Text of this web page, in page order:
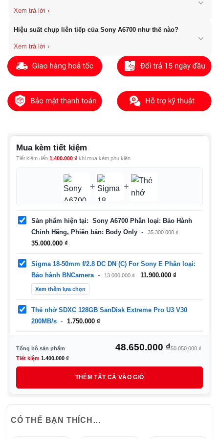
Nhờ đó, hình ảnh luôn ổn định hơn ngay cả trong điều kiện thiếu
hình lật cảm ứng và khả năng lấy nét nhanh, chính xác. Ngoài ra,
chất lượng video cao cùng các profile màu chuyên nghiệp giúp tạo
ra nội dung chất lượng mà không cần quá nhiều thiết bị hỗ trợ.
Hiệu suất chụp liên tiếp của Sony A6700 như thế nào?
Máy hỗ trợ chụp liên tiếp tốc độ cao, giúp bắt trọn các khoảnh
khắc hành động nhanh. Khi kết hợp với hệ thống AF/AE thông
tục.
Mua kèm tiết kiệm
Tiết kiệm đến 1.400.000 ₫ khi mua kèm phụ kiện
+ +
Sản phẩm hiện tại
Sony A6700 Phân loại: Bảo Hành
Chính Hãng, Phiên bản: Body Only
35.300.000₫
Giá
35.300.000 ₫.
35.000.000 ₫
là:
35.000.000 ₫.
Sigma 18-50mm f/2.8 DC DN (C) For Sony E Phân loại:
Bảo hành BNCamera
13.000.000₫
Giá
11.900.000₫
11.900.000 ₫.
Xem thêm lựa chọn
Thẻ nhớ SDXC 128GB SanDisk Extreme Pro U3 V30
200MB/s
1.750.000 ₫
Tổng bộ sản phẩm 50.050.000₫
là:
48.650.000 ₫
tại
Tiết kiệm 1.400.000 ₫
THÊM TẤT CẢ VÀO GIỎ
CÓ THỂ BẠN THÍCH…